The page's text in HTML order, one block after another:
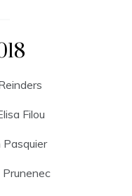
Filou
Prunenec